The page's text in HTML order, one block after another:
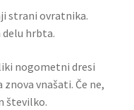
strani ovratnika.
hrbta.
nogometni dresi
vnašati. Če ne,
številko.